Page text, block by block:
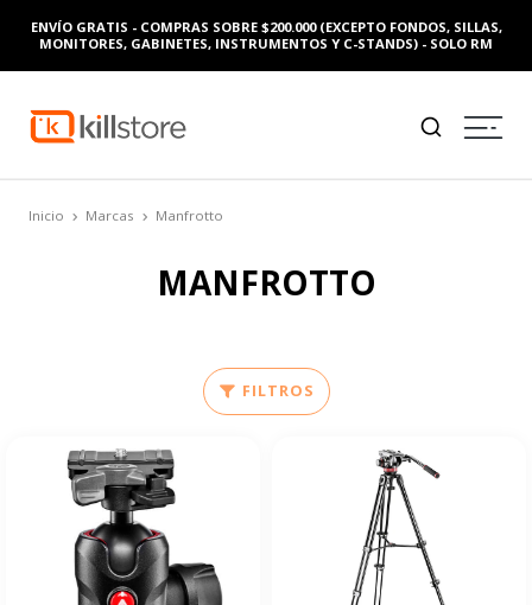
ENVÍO GRATIS - COMPRAS SOBRE $200.000 (EXCEPTO FONDOS, SILLAS,
MONITORES, GABINETES, INSTRUMENTOS Y C-STANDS) - SOLO RM
Inicio Marcas Manfrotto
MANFROTTO
FILTROS